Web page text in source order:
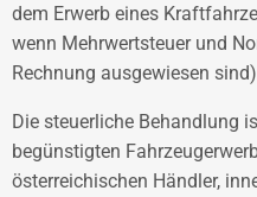
dem Erwerb eines
wenn Mehrwertsteuer und
Rechnung ausgewiesen
Die steuerliche Behandlung
begünstigten
österreichischen Händler,